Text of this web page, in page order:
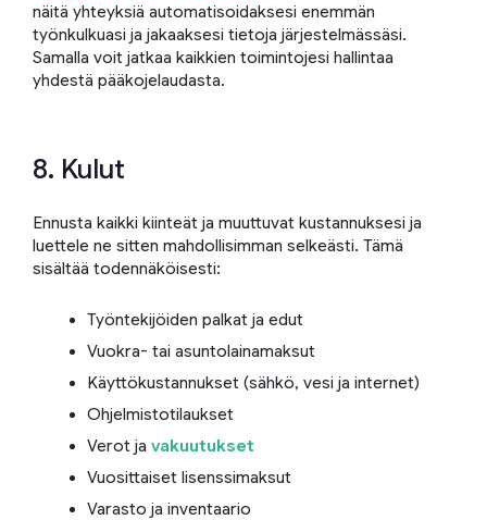
näitä yhteyksiä automatisoidaksesi enemmän
työnkulkuasi ja jakaaksesi tietoja järjestelmässäsi.
Samalla voit jatkaa kaikkien toimintojesi hallintaa
yhdestä pääkojelaudasta.
8. Kulut
Ennusta kaikki kiinteät ja muuttuvat kustannuksesi ja
luettele ne sitten mahdollisimman selkeästi. Tämä
sisältää todennäköisesti:
Työntekijöiden palkat ja edut
Vuokra- tai asuntolainamaksut
Käyttökustannukset (sähkö, vesi ja internet)
Ohjelmistotilaukset
Verot ja vakuutukset
Vuosittaiset lisenssimaksut
Varasto ja inventaario